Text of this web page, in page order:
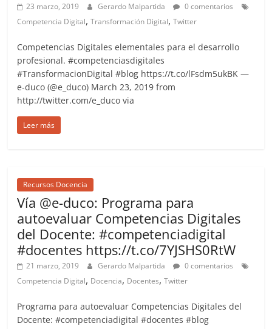
23 marzo, 2019 Gerardo Malpartida
0 comentarios
Competencia Digital,Transformación Digital,Twitter
Competencias Digitales elementales para el desarrollo
profesional. #competenciasdigitales
#TransformacionDigital #blog https://t.co/lFsdm5ukBK —
e-duco (@e_duco) March 23, 2019 from
http://twitter.com/e_duco via
Leer más
Recursos Docencia
Vía @e-duco: Programa para
autoevaluar Competencias Digitales
del Docente: #competenciadigital
#docentes https://t.co/7YJSHS0RtW
21 marzo, 2019 Gerardo Malpartida
0 comentarios
Competencia Digital, Docencia, Docentes,Twitter
Programa para autoevaluar Competencias Digitales del
Docente: #competenciadigital #docentes #blog